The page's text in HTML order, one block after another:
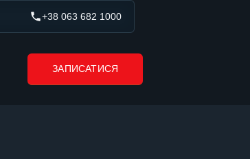
+38 063 682 1000
ЗАПИСАТИСЯ